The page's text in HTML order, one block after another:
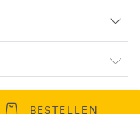
BESTELLEN